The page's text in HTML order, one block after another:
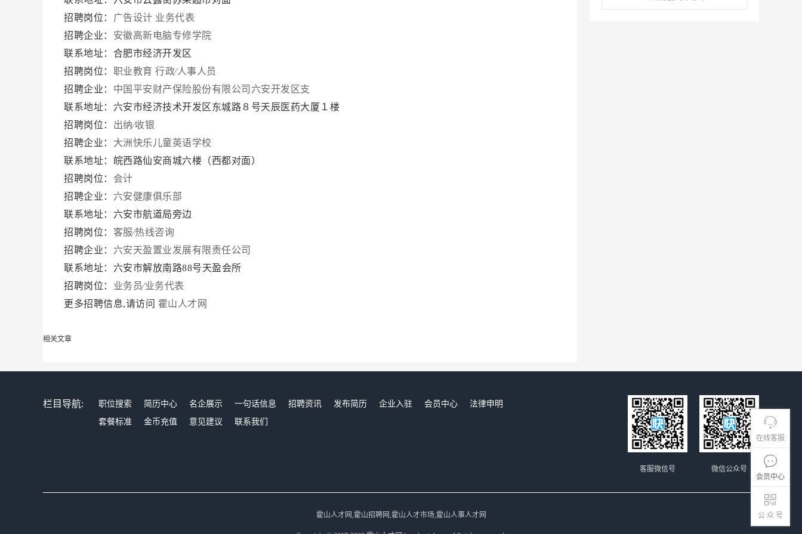
在线客服
会员中心
公 众 号
招聘岗位： 广告设计 业务代表
招聘企业： 安徽高新电脑专修学院
联系地址：合肥市经济开发区
招聘岗位： 职业教育 行政∕人事人员
招聘企业： 中国平安财产保险股份有限公司六安开发区支
联系地址：六安市经济技术开发区东城路８号天辰医药大厦１楼
招聘岗位： 出纳∕收银
招聘企业： 大洲快乐儿童英语学校
联系地址：皖西路仙安商城六楼（西都对面）
招聘岗位： 会计
招聘企业： 六安健康俱乐部
联系地址：六安市航道局旁边
招聘岗位： 客服∕热线咨询
招聘企业： 六安天盈置业发展有限责任公司
联系地址：六安市解放南路88号天盈会所
招聘岗位： 业务员∕业务代表
更多招聘信息,请访问 霍山人才网
相关文章
栏目导航: 职位搜索 简历中心 名企展示 一句话信息 招聘资讯 发布简历 企业入驻 会员中心
法律申明
套餐标准
金币充值 意见建议 联系我们
微信公众号
客服微信号
霍山人才网,霍山招聘网,霍山人才市场,霍山人事人才网